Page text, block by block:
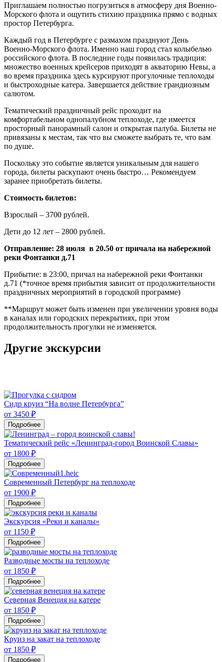
Приглашаем полностью погрузиться в атмосферу дня Военно-
Морского флота и ощутить стихию праздника прямо с водных
простор Петербурга.
Каждый год в Петербурге с размахом празднуют День
Военно-Морского флота. Именно наш город стал колыбелью
российского флота. В последние годы появилась традиция:
множество военных крейсеров приходят в акваторию Невы, а
во время праздника здесь курсируют прогулочные теплоходы
и быстроходные катера. Завершается действие грандиозным
салютом.
Тематический праздничный рейс проходит на
комфортабельном однопалубном теплоходе, где имеется
просторный панорамный салон и открытая палуба. Билеты не
привязаны к местам, так что вы сможете выбрать те, что вам
по душе.
Поскольку это событие является уникальным для нашего
города, билеты раскупают очень быстро… Рекомендуем
заранее приобретать билеты.
Стоимость билетов:
Взрослый – 3700 рублей.
Дети до 12 лет – 2800 рублей.
Отправление: 28 июля в 20.50 от причала на набережной
реки Фонтанки д.71
Прибытие: в 23:00, причал на набережной реки Фонтанки
д.71 (*точное время прибытия зависит от продолжительности
праздничных мероприятий в городской программе)
**Маршрут может быть изменен при увеличении уровня воды
в каналах или городских перекрытиях, при этом
продолжительность прогулки не изменяется.
Другие экскурсии
Сидр круиз “На волне Петербурга”
от 3450 ₽
Подробнее
Тематический рейс «Ленинград-город Воинской Славы»
от 1800 ₽
Подробнее
Современный Петербург на теплоходе
от 1900 ₽
Подробнее
Экскурсия «Реки и каналы»
от 1150 ₽
Подробнее
Разводные мосты на теплоходе
от 1850 ₽
Подробнее
Северная Венеция на катере
от 1850 ₽
Подробнее
Круиз на закат на теплоходе
от 1850 ₽
Подробнее